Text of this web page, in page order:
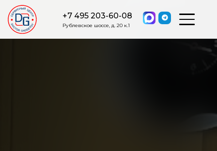
+7 495 203-60-08
Рублевское шоссе, д. 20 к.1